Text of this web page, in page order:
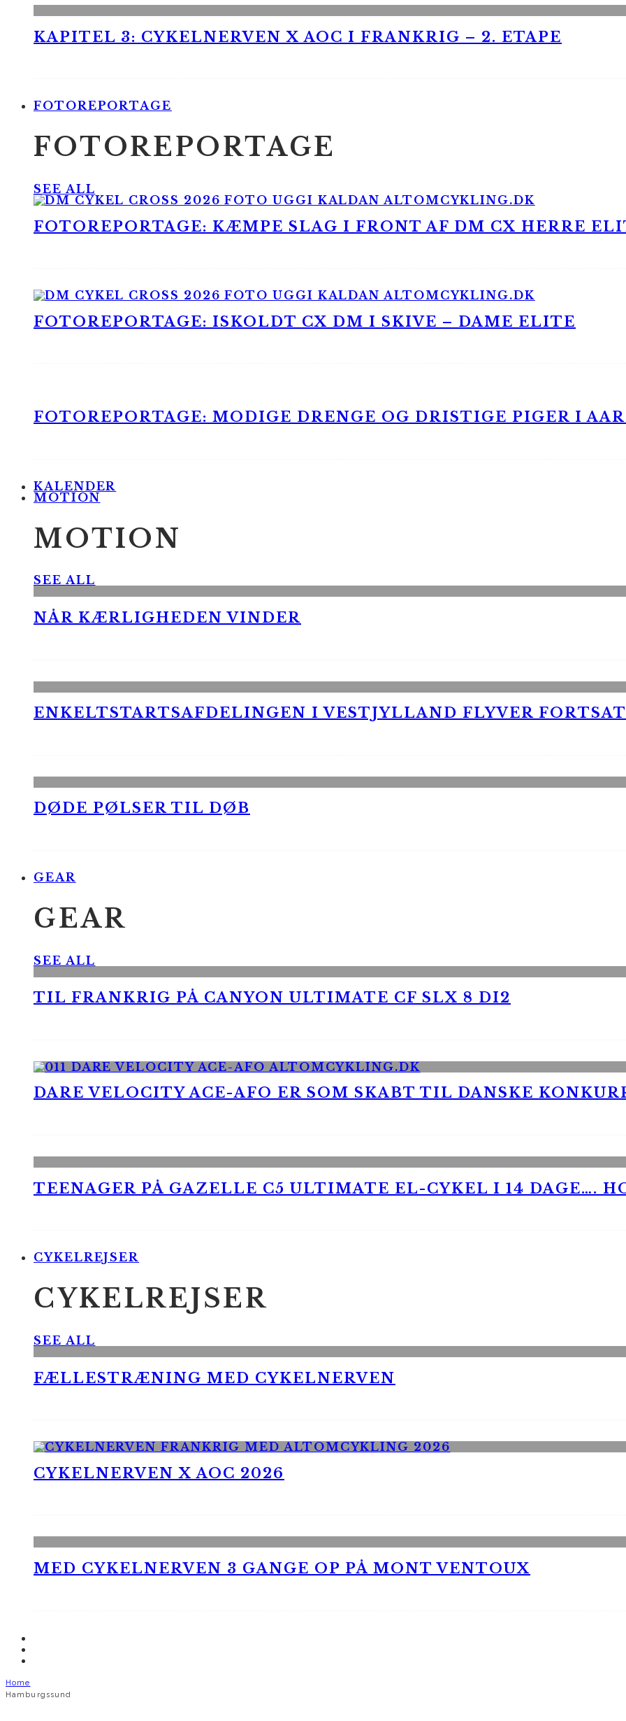
KAPITEL 3: CYKELNERVEN X AOC I FRANKRIG – 2. ETAPE
FOTOREPORTAGE
FOTOREPORTAGE
SEE ALL
FOTOREPORTAGE: KÆMPE SLAG I FRONT AF DM CX HERRE
FOTOREPORTAGE: ISKOLDT CX DM I SKIVE – DAME ELITE
FOTOREPORTAGE: MODIGE DRENGE OG DRISTIGE PIGER I
KALENDER
MOTION
MOTION
SEE ALL
NÅR KÆRLIGHEDEN VINDER
ENKELTSTARTSAFDELINGEN I VESTJYLLAND FLYVER
DØDE PØLSER TIL DØB
GEAR
GEAR
SEE ALL
TIL FRANKRIG PÅ CANYON ULTIMATE CF SLX 8 DI2
DARE VELOCITY ACE-AFO ER SOM SKABT TIL DANSKE
TEENAGER PÅ GAZELLE C5 ULTIMATE EL-CYKEL I 14 DAGE….
CYKELREJSER
CYKELREJSER
SEE ALL
FÆLLESTRÆNING MED CYKELNERVEN
CYKELNERVEN X AOC 2026
MED CYKELNERVEN 3 GANGE OP PÅ MONT VENTOUX
Home
Hamburgssund